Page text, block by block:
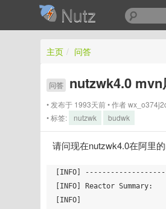
Nutz
主页 / 问答
问答 nutzwk4.0 mvn
发布于 1993天前 作者
标签:
nutzwk budwk
请问现在nutzwk4.0在阿里
[INFO]
[INFO] Reactor Summary:
[INFO]